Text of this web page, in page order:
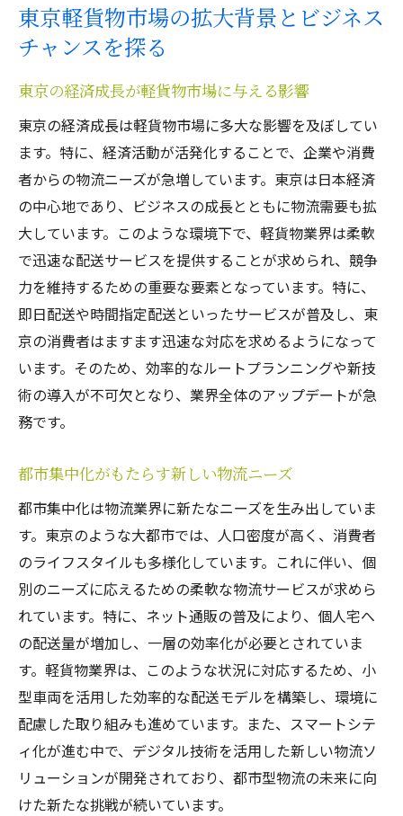
新規参入企業が狙うべき未開拓市場
持続可能な軽貨物ビジネスモデルの模索
市場動向を見極める東京軽貨物ビジネスの成長
戦略
データ分析で見る東京の軽貨物需要予測
競争市場での差別化戦略としてのイノベー
ション
顧客ニーズに応じたサービスのカスタマイ
ズ
市場動向に基づく投資と設備更新計画
パートナーシップとネットワークの構築
ビジネスの拡張を支える技術の活用
競合との差別化が鍵！東京軽貨物の成功の秘訣
差別化を図るためのブランド戦略
価格競争に頼らない価値提案の重要性
競合他社の分析と独自の強みの再確認
顧客ロイヤルティを高める方法
新たな競争相手への対応策
顧客ニーズに応える柔軟なサービスで東京軽貨
物を強化
顧客フィードバックを活かしたサービス改
善
特別配送オプションの提供がもたらす利点
柔軟なスケジュール管理で顧客満足度向上
企業向けカスタマイズサービスの展開
東京軽貨物市場の拡大背景とビジネス
チャンスを探る
東京の経済成長が軽貨物市場に与える影響
東京の経済成長は軽貨物市場に多大な影響を及ぼしてい
ます。特に、経済活動が活発化することで、企業や消費
者からの物流ニーズが急増しています。東京は日本経済
の中心地であり、ビジネスの成長とともに物流需要も拡
大しています。このような環境下で、軽貨物業界は柔軟
で迅速な配送サービスを提供することが求められ、競争
力を維持するための重要な要素となっています。特に、
即日配送や時間指定配送といったサービスが普及し、東
京の消費者はますます迅速な対応を求めるようになって
います。そのため、効率的なルートプランニングや新技
術の導入が不可欠となり、業界全体のアップデートが急
務です。
都市集中化がもたらす新しい物流ニーズ
都市集中化は物流業界に新たなニーズを生み出していま
す。東京のような大都市では、人口密度が高く、消費者
のライフスタイルも多様化しています。これに伴い、個
別のニーズに応えるための柔軟な物流サービスが求めら
れています。特に、ネット通販の普及により、個人宅へ
の配送量が増加し、一層の効率化が必要とされていま
す。軽貨物業界は、このような状況に対応するため、小
型車両を活用した効率的な配送モデルを構築し、環境に
配慮した取り組みも進めています。また、スマートシテ
ィ化が進む中で、デジタル技術を活用した新しい物流ソ
リューションが開発されており、都市型物流の未来に向
けた新たな挑戦が続いています。